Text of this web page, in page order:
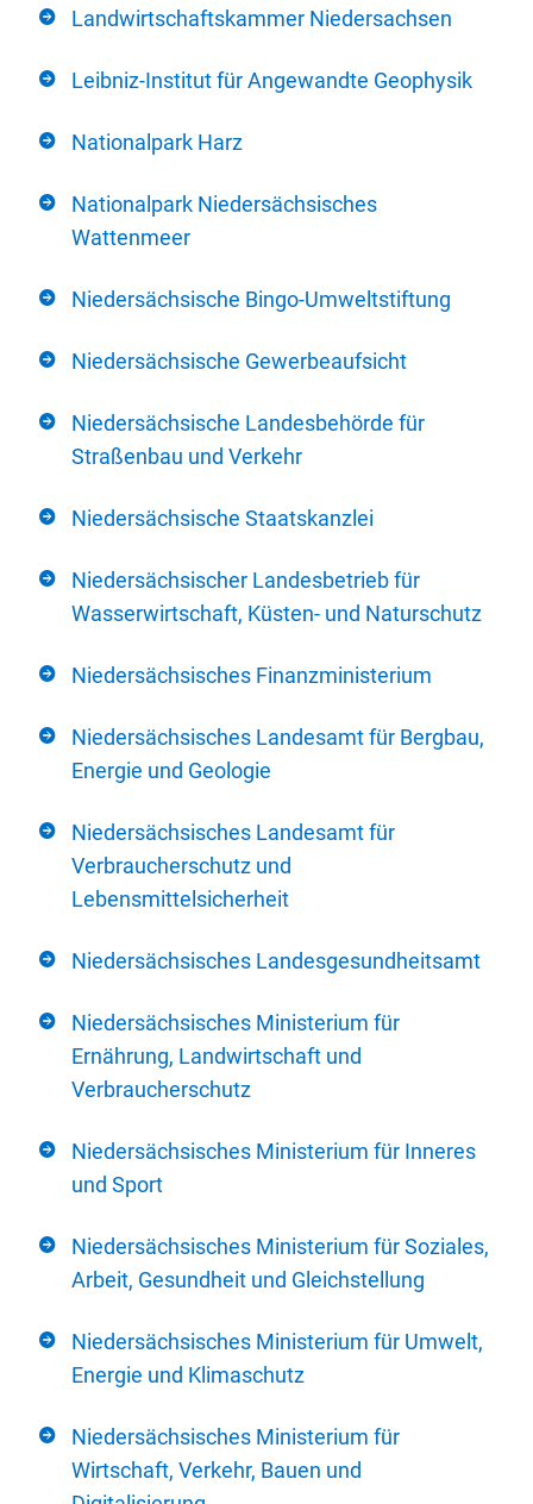
Landwirtschaftskammer Niedersachsen
Leibniz-Institut für Angewandte Geophysik
Nationalpark Harz
Nationalpark Niedersächsisches
Wattenmeer
Niedersächsische Bingo-Umweltstiftung
Niedersächsische Gewerbeaufsicht
Niedersächsische Landesbehörde für
Straßenbau und Verkehr
Niedersächsische Staatskanzlei
Niedersächsischer Landesbetrieb für
Wasserwirtschaft, Küsten- und Naturschutz
Niedersächsisches Finanzministerium
Niedersächsisches Landesamt für Bergbau,
Energie und Geologie
Niedersächsisches Landesamt für
Verbraucherschutz und
Lebensmittelsicherheit
Niedersächsisches Landesgesundheitsamt
Niedersächsisches Ministerium für
Ernährung, Landwirtschaft und
Verbraucherschutz
Niedersächsisches Ministerium für Inneres
und Sport
Niedersächsisches Ministerium für Soziales,
Arbeit, Gesundheit und Gleichstellung
Niedersächsisches Ministerium für Umwelt,
Energie und Klimaschutz
Niedersächsisches Ministerium für
Wirtschaft, Verkehr, Bauen und